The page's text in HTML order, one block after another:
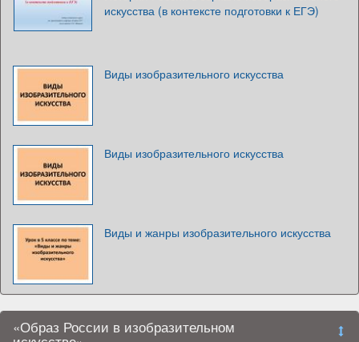
искусства (в контексте подготовки к ЕГЭ)
Виды изобразительного искусства
Виды изобразительного искусства
Виды и жанры изобразительного искусства
«Образ России в изобразительном